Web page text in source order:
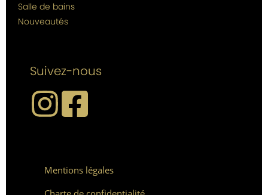
Salle de bains
Nouveautés
Suivez-nous
Mentions légales